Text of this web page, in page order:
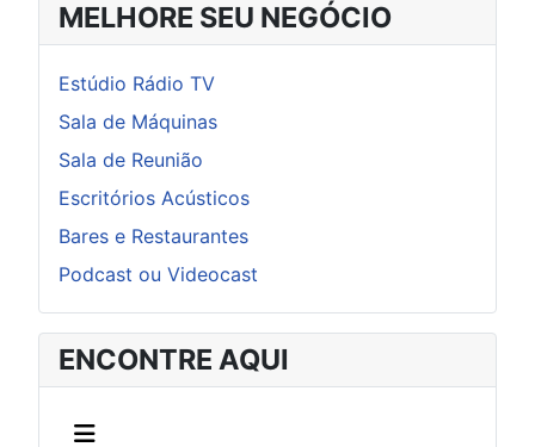
MELHORE SEU NEGÓCIO
Estúdio Rádio TV
Sala de Máquinas
Sala de Reunião
Escritórios Acústicos
Bares e Restaurantes
Podcast ou Videocast
ENCONTRE AQUI